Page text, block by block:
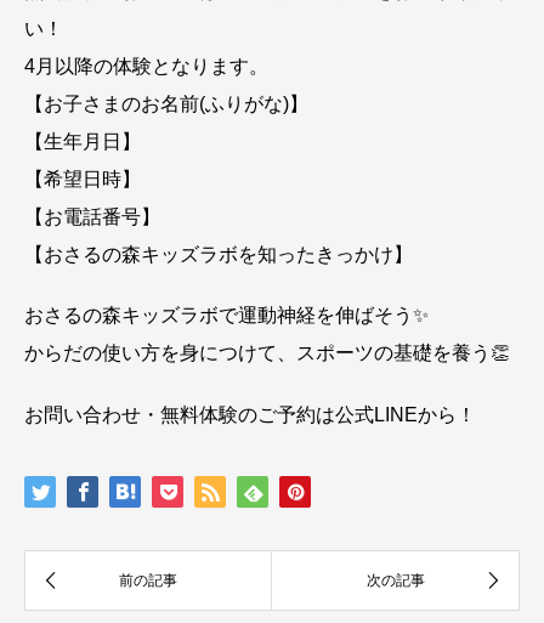
い！
4月以降の体験となります。
【お子さまのお名前(ふりがな)】
【生年月日】
【希望日時】
【お電話番号】
【おさるの森キッズラボを知ったきっかけ】
おさるの森キッズラボで運動神経を伸ばそう✨
からだの使い方を身につけて、スポーツの基礎を養う👏
お問い合わせ・無料体験のご予約は公式LINEから！